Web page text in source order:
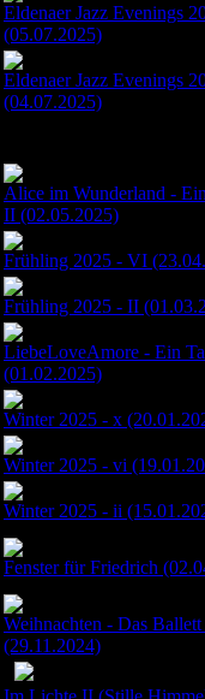
Eldenaer Jazz Evenings
(05.07.2025)
Eldenaer Jazz Evenings
(04.07.2025)
Alice im Wunderland -
II (02.05.2025)
Frühling 2025 - VI
Frühling 2025 - II
LiebeLoveAmore - Ein
(01.02.2025)
Winter 2025 - x
Winter 2025 - vi
Winter 2025 - ii
Fenster für Friedrich
Weihnachten - Das
(29.11.2024)